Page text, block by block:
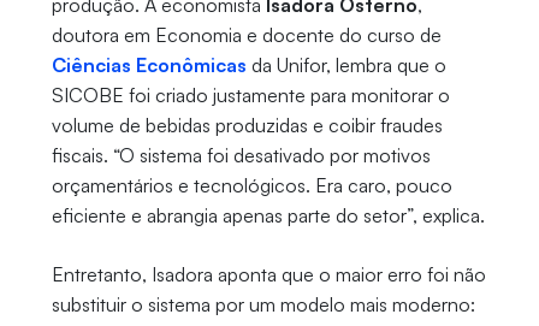
produção. A economista Isadora Osterno,
doutora em Economia e docente do curso de
Ciências Econômicas da Unifor, lembra que o
SICOBE foi criado justamente para monitorar o
volume de bebidas produzidas e coibir fraudes
fiscais. “O sistema foi desativado por motivos
orçamentários e tecnológicos. Era caro, pouco
eficiente e abrangia apenas parte do setor”, explica.
Entretanto, Isadora aponta que o maior erro foi não
substituir o sistema por um modelo mais moderno: